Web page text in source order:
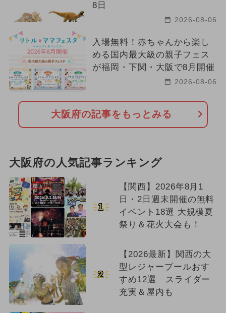
8日
2026-08-06
入場無料！赤ちゃんから楽し
める国内最大級の親子フェス
が福岡・下関・大阪で8月開催
2026-08-06
大阪府の記事をもっとみる
大阪府の人気記事ランキング
1
【関西】2026年8月1
日・2日週末開催の無料
イベント18選 大規模夏
祭り＆花火大会も！
2
【2026最新】関西の大
型レジャープールおす
すめ12選 スライダー
充実＆屋内も